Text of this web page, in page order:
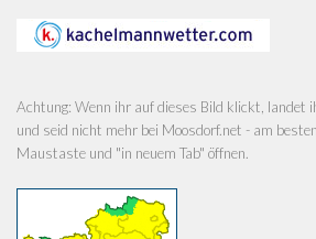
Achtung: Wenn ihr auf dieses Bild klickt, landet
und seid nicht mehr bei Moosdorf.net - am
Maustaste und "in neuem Tab" öffnen.